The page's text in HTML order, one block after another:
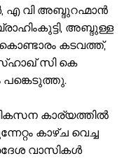
എ വി അബ്ദുറഹ്മാൻ
അബ്ദുള്ള
കടവത്ത്,
സി കെ
പങ്കെടുത്തു.
കാര്യത്തിൽ
കാഴ്ച വെച്ച
വാസികൾ